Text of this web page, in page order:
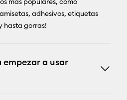
adhesivos, etiquetas
hasta gorras!
empezar a usar